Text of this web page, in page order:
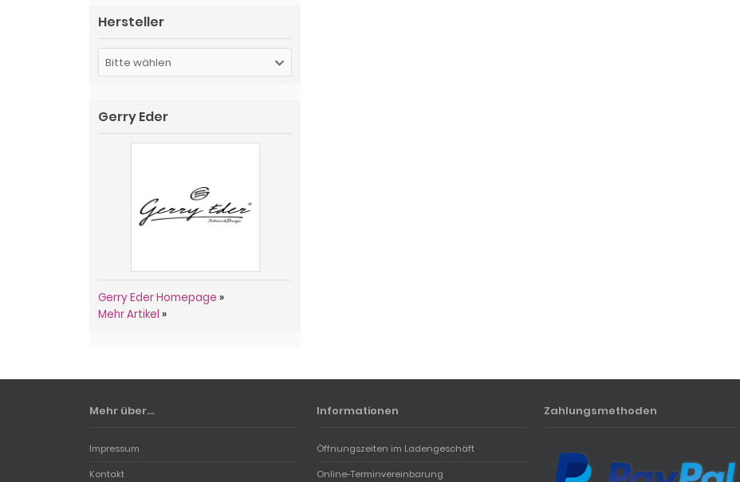
Hersteller
Bitte wählen
Gerry Eder
Gerry Eder Homepage »
Mehr Artikel »
Mehr über...
Impressum
Kontakt
Informationen
Öffnungszeiten im Ladengeschäft
Online-Terminvereinbarung
Zahlungsmethoden